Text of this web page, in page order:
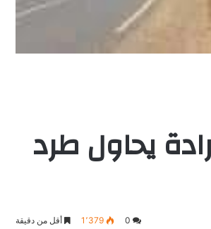
يحاول طرد
0 1٬379 أقل من دقيقة